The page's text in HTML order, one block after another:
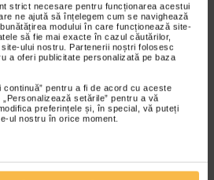
strict necesare pentru funcționarea acestui
ne ajută să înțelegem cum se navighează
modului în care funcționează site-
să fie mai exacte în cazul căutărilor,
ului nostru. Partenerii noștri folosesc
a oferi publicitate personalizată pe baza
continuă” pentru a fi de acord cu aceste
setările” pentru a vă
preferințele și, în special, vă puteți
ul nostru în orice moment.
Bucuresti a Uniunii
provocati de curatorul Relu
prin desen si culoare...